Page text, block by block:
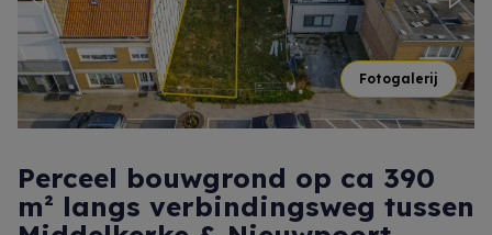
Previous
Fotogalerij
Perceel bouwgrond op ca 390
m² langs verbindingsweg tussen